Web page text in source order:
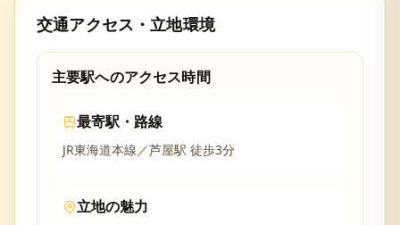
交通アクセス・立地環境
主要駅へのアクセス時間
最寄駅・路線
JR東海道本線／芦屋駅 徒歩3分
立地の魅力